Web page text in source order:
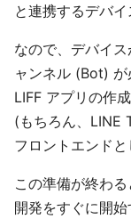
と連携するデバイ
なので、デバイ
ャンネル (Bot) が
LIFF アプリの作
(もちろん、LINE
フロントエンド
この準備が終わ
開発をすぐに開始